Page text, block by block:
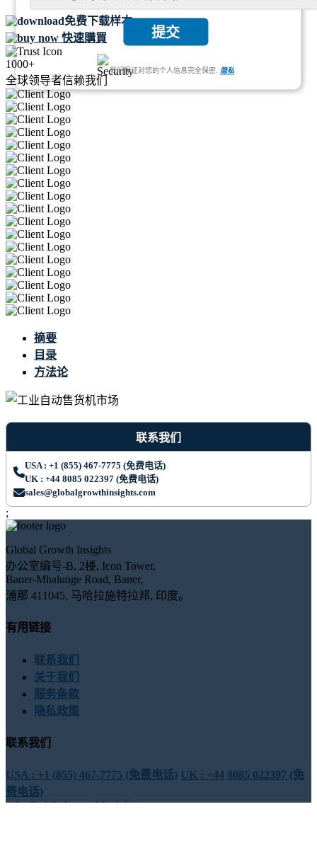
免费下载样本
快速購買
1000+
全球领导者信赖我们
摘要
目录
方法论
提交
我们保证对您的个人信息完全保密. 隐私
联系我们
USA : +1 (855) 467-7775 (免费电话)
UK : +44 8085 022397 (免费电话)
sales@globalgrowthinsights.com
;
Global Growth Insights
办公室编号-B, 2楼, Icon Tower,
Baner-Mhalunge Road, Baner,
浦那 411045, 马哈拉施特拉邦, 印度。
有用链接
联系我们
关于我们
服务条款
隐私政策
联系我们
USA : +1 (855) 467-7775 (免费电话) UK : +44 8085 022397 (免
费电话)
sales@globalgrowthinsights.com